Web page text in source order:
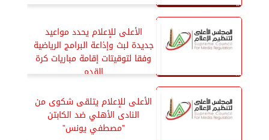
الأعلى للإعلام يحدد مواعيد
جديدة لبث وإذاعة البرامج الرياضية
وفقا لتوقيتات إقامة مباريات كرة
القدم
الأعلى للإعلام يتلقى شكوى من
النادى الأهلي ضد الكابتن
”مصطفي يونس”